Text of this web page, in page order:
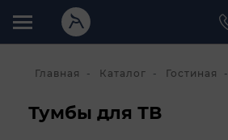
Главная Каталог Гостиная
Тумбы для ТВ